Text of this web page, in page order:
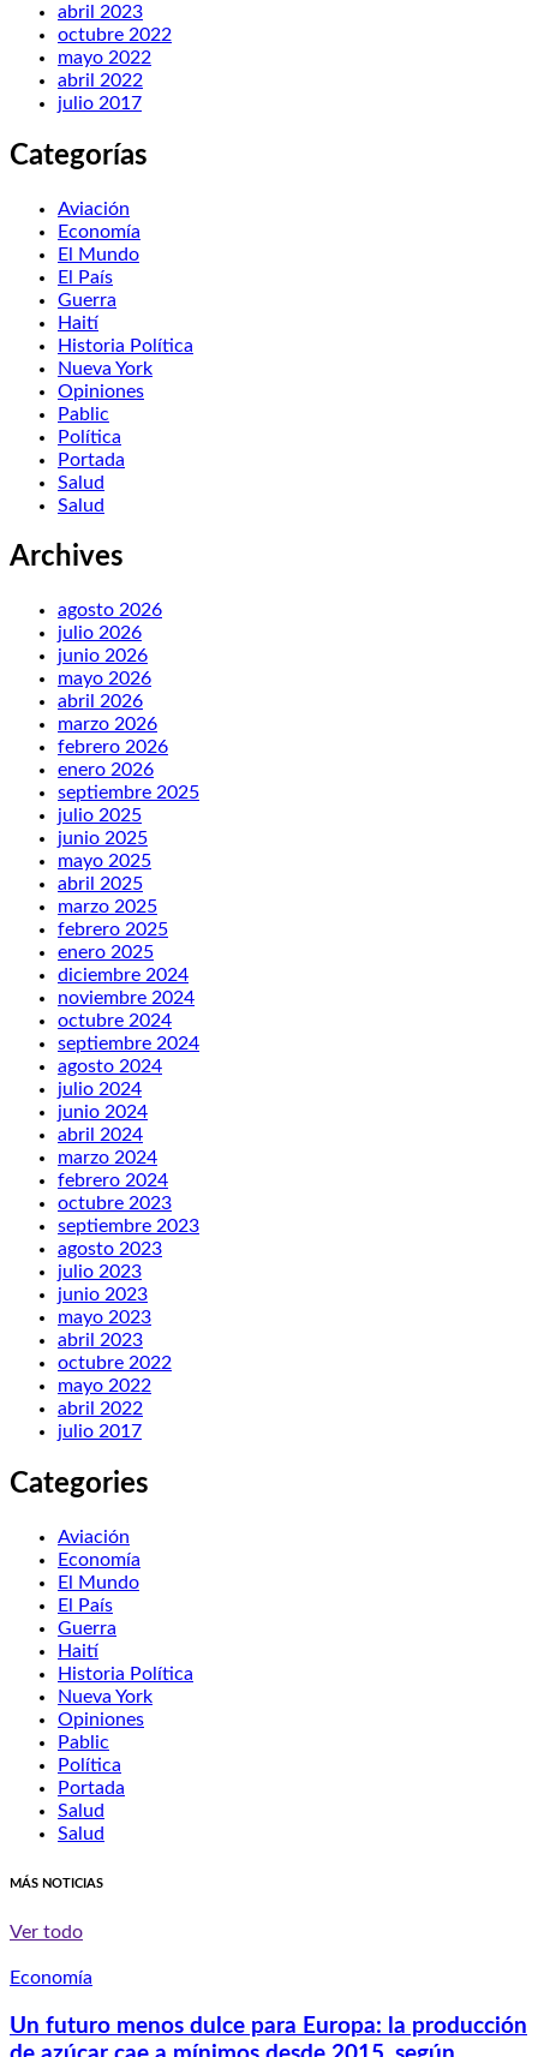
abril 2023
octubre 2022
mayo 2022
abril 2022
julio 2017
Categorías
Aviación
Economía
El Mundo
El País
Guerra
Haití
Historia Política
Nueva York
Opiniones
Pablic
Política
Portada
Salud
Salud
Archives
agosto 2026
julio 2026
junio 2026
mayo 2026
abril 2026
marzo 2026
febrero 2026
enero 2026
septiembre 2025
julio 2025
junio 2025
mayo 2025
abril 2025
marzo 2025
febrero 2025
enero 2025
diciembre 2024
noviembre 2024
octubre 2024
septiembre 2024
agosto 2024
julio 2024
junio 2024
abril 2024
marzo 2024
febrero 2024
octubre 2023
septiembre 2023
agosto 2023
julio 2023
junio 2023
mayo 2023
abril 2023
octubre 2022
mayo 2022
abril 2022
julio 2017
Categories
Aviación
Economía
El Mundo
El País
Guerra
Haití
Historia Política
Nueva York
Opiniones
Pablic
Política
Portada
Salud
Salud
MÁS NOTICIAS
Ver todo
Economía
Un futuro menos dulce para Europa: la producción